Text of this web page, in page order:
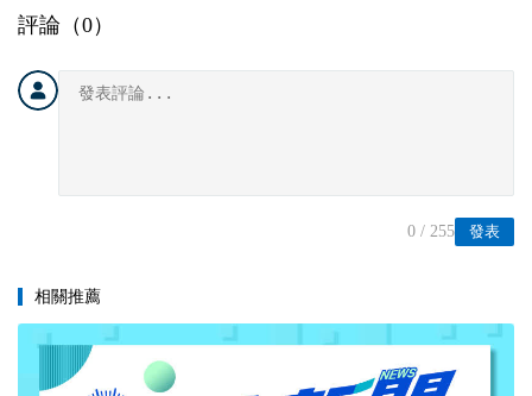
評論（0）
發表
0 / 255
相關推薦